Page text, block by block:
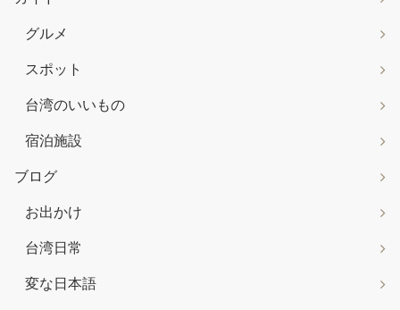
グルメ
スポット
台湾のいいもの
宿泊施設
ブログ
お出かけ
台湾日常
変な日本語